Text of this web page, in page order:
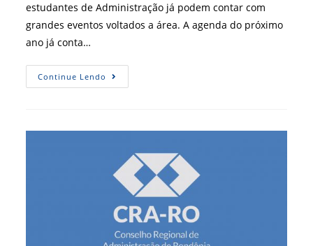
estudantes de Administração já podem contar com
grandes eventos voltados a área. A agenda do próximo
ano já conta…
Continue Lendo Enbra
E
Profissão
Em
2020